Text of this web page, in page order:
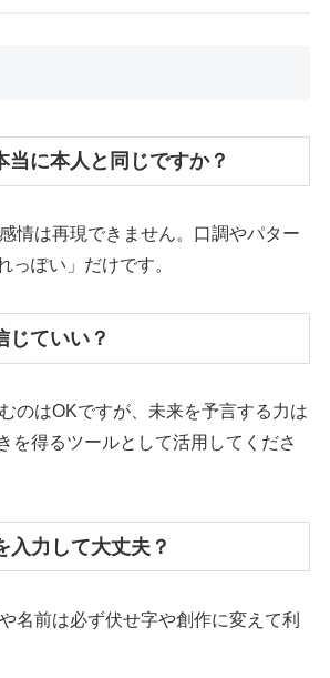
当に本人と同じですか？
情は再現できません。口調やパター
っぽい」だけです。
じていい？
のはOKですが、未来を予言する力は
を得るツールとして活用してくださ
入力して大丈夫？
名前は必ず伏せ字や創作に変えて利